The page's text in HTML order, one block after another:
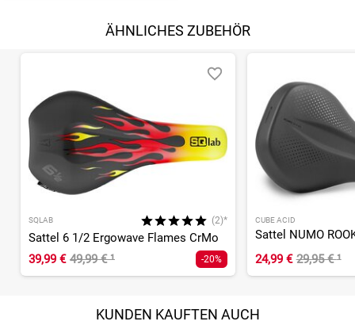
ÄHNLICHES ZUBEHÖR
SQLAB (2)*
Sattel 6 1/2 Ergowave Flames CrMo
39,99 € 49,99 €¹ -20%
CUBE ACID
Sattel NUMO
24,99 € 29,95 €¹
KUNDEN KAUFTEN AUCH